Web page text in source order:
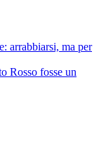
arrabbiarsi, ma per
Rosso fosse un